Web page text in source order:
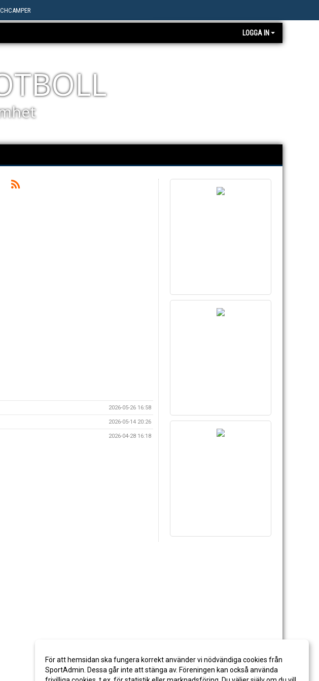
LOGGA IN
2026-05-26 16:58
2026-05-14 20:26
2026-04-28 16:18
För att hemsidan ska fungera korrekt använder vi nödvändiga cookies från
SportAdmin. Dessa går inte att stänga av. Föreningen kan också använda